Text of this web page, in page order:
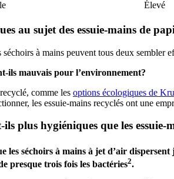
Élevé
au sujet des essuie-mains de
à mains peuvent tous deux sembler
ils mauvais pour l’environnement?
comme les options écologiques de
les essuie-mains recyclés ont une
plus hygiéniques que les essuie-
les séchoirs à mains à jet d’air
presque trois fois les bactéries2.